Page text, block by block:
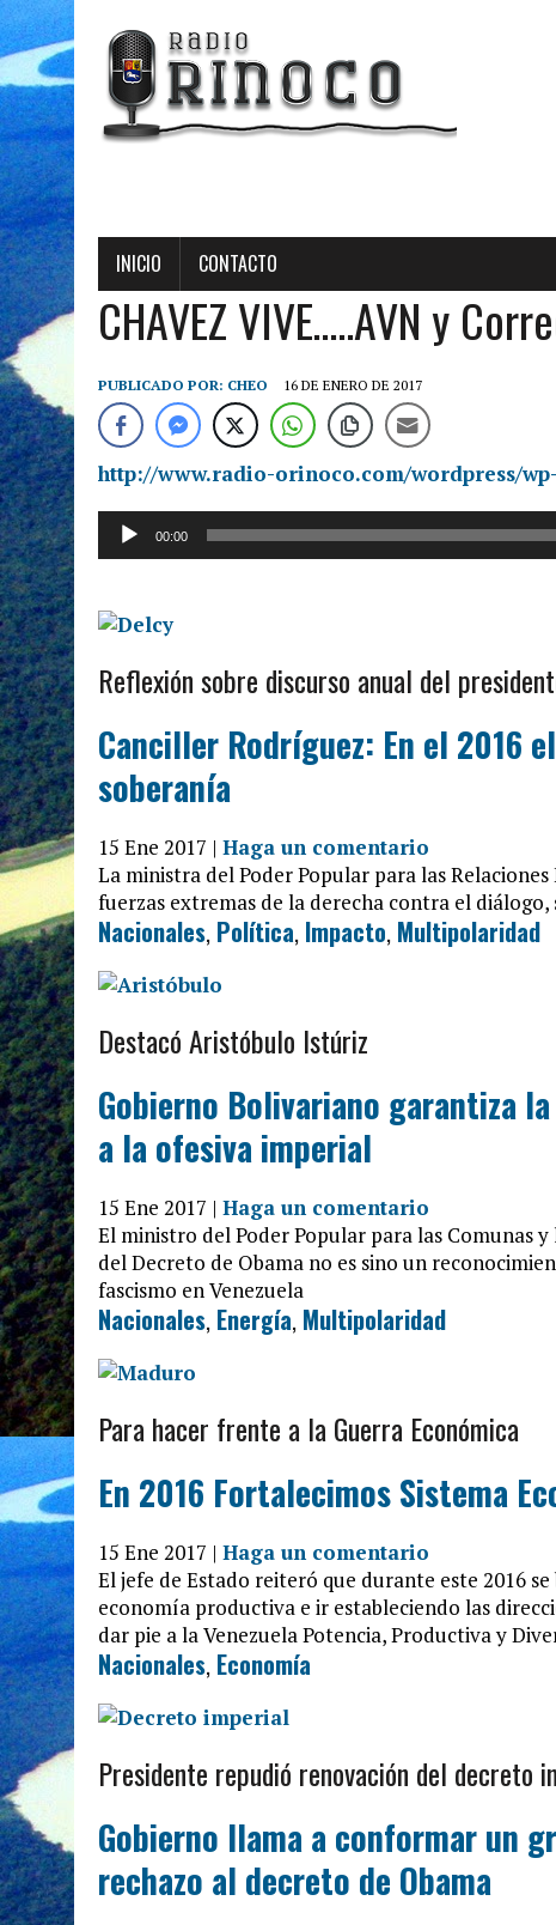
INICIO CONTACTO
CHAVEZ VIVE…..AVN y
PUBLICADO POR: CHEO 16 DE ENERO DE 2017
http://www.radio-orinoco.com/wordpress/
Reproductor
00:00
Reflexión sobre discurso anual del
Canciller Rodríguez: En el 2016
soberanía
15 Ene 2017 | Haga un comentario
La ministra del Poder Popular para las
fuerzas extremas de la derecha contra el
Nacionales, Política, Impacto, Multipolaridad
Destacó Aristóbulo Istúriz
Gobierno Bolivariano garantiza
a la ofesiva imperial
15 Ene 2017 | Haga un comentario
El ministro del Poder Popular para las Comunas
del Decreto de Obama no es sino un
fascismo en Venezuela
Nacionales, Energía, Multipolaridad
Para hacer frente a la Guerra Económica
En 2016 Fortalecimos Sistema
15 Ene 2017 | Haga un comentario
El jefe de Estado reiteró que durante este 2016
economía productiva e ir estableciendo las
dar pie a la Venezuela Potencia, Productiva y
Nacionales, Economía
Presidente repudió renovación del decreto
Gobierno llama a conformar un
rechazo al decreto de Obama